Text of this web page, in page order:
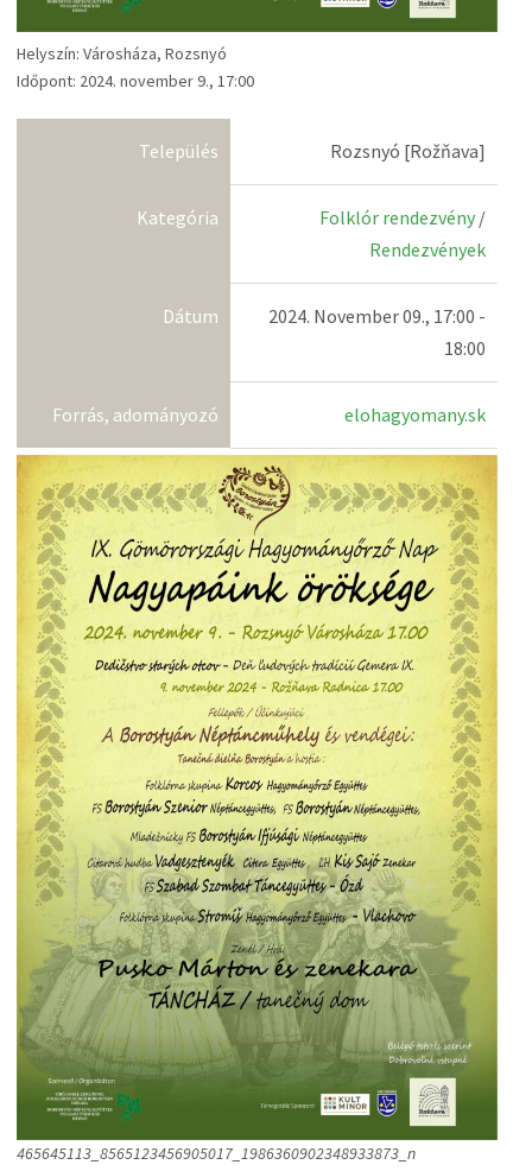
Helyszín: Városháza, Rozsnyó
Időpont: 2024. november 9., 17:00
Település Rozsnyó [Rožňava]
Kategória Folklór rendezvény /
Rendezvények
Dátum
2024. November 09., 17:00 -
18:00
Forrás, adományozó elohagyomany.sk
465645113_8565123456905017_1986360902348933873_n